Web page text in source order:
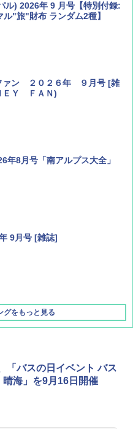
ル) 2026年 9 月号【特別付録:
ル"旅"財布 ランダム2種】
ァン ２０２６年 ９月号 [雑
ＥＹ ＦＡＮ)
年8月号「南アルプス大全」
9月号 [雑誌]
グをもっと見る
スター・ウォーズ
コレクション 山善] ポップアッ
たいに広げて畳める パッとサ
ド キューブ フルクローズ メ
ル 大型 ビーチ アウトドアパ
ン サイトシート付 折りたたみ
4段階高さ調整 軽量 収納袋付
「バスの日イベント バス
晴海」を9月16日開催